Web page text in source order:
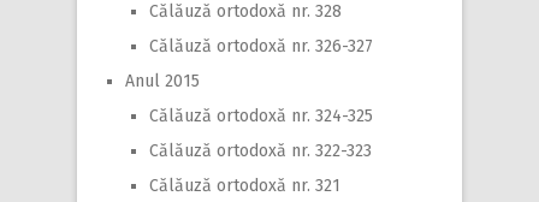
Călăuză ortodoxă nr. 328
Călăuză ortodoxă nr. 326-327
Anul 2015
Călăuză ortodoxă nr. 324-325
Călăuză ortodoxă nr. 322-323
Călăuză ortodoxă nr. 321